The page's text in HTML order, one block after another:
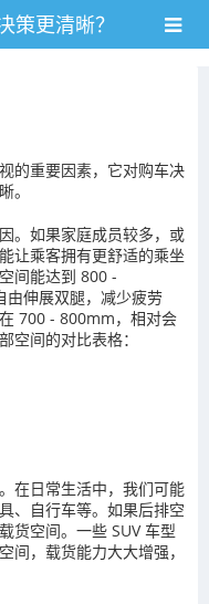
策更清晰？
的重要因素，它对购车决
。
。如果家庭成员较多，或
让乘客拥有更舒适的乘坐
间能达到 800 -
伸展双腿，减少疲劳
700 - 800mm，相对会
空间的对比表格：
在日常生活中，我们可能
、自行车等。如果后排空
货空间。一些 SUV 车型
间，载货能力大大增强，